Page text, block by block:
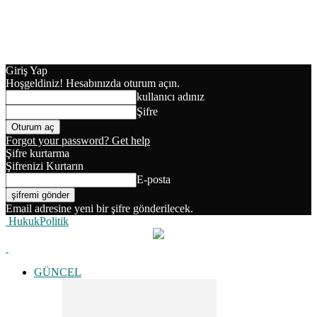
Giriş Yap
Hoşgeldiniz! Hesabınızda oturum açın.
kullanıcı adınız
Şifre
Forgot your password? Get help
Şifre kurtarma
Şifrenizi Kurtarın
E-posta
Email adresine yeni bir şifre gönderilecek.
HukukPolitik
GÜNCEL